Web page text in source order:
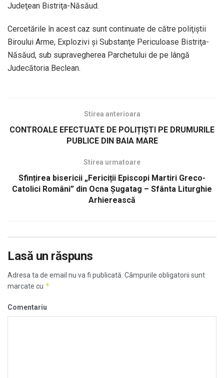
Judeţean Bistriţa-Năsăud.
Cercetările în acest caz sunt continuate de către poliţiştii
Biroului Arme, Explozivi şi Substanţe Periculoase Bistriţa-
Năsăud, sub supravegherea Parchetului de pe lângă
Judecătoria Beclean.
Stirea anterioara
CONTROALE EFECTUATE DE POLIȚIȘTI PE DRUMURILE
PUBLICE DIN BAIA MARE
Stirea urmatoare
Sfințirea bisericii „Fericiții Episcopi Martiri Greco-
Catolici Români” din Ocna Șugatag – Sfânta Liturghie
Arhierească
Lasă un răspuns
Adresa ta de email nu va fi publicată. Câmpurile obligatorii sunt
marcate cu *
Comentariu